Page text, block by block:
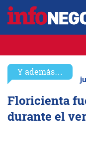
Y además…
Floricienta
durante el